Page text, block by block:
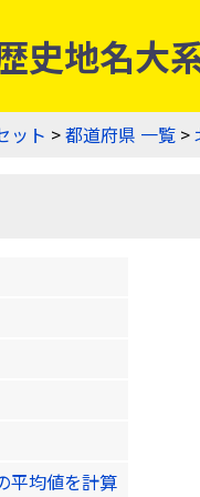
地名大
ット >都道府県 一覧 >
平均値を計算